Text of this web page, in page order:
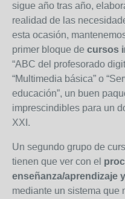
sigue año tras año,
realidad de las
esta ocasión,
primer bloque de cursos
“ABC del profesorado
“Multimedia básica” o
educación”, un buen
imprescindibles para un
XXI.
Un segundo grupo de
tienen que ver con el
enseñanza/aprendizaje
mediante un sistema que